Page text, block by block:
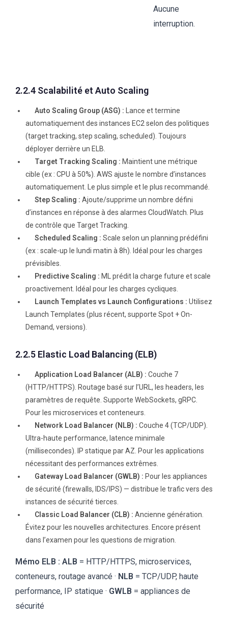
Aucune
interruption.
2.2.4 Scalabilité et Auto Scaling
Auto Scaling Group (ASG) :
Lance et termine
automatiquement des instances EC2 selon des politiques
(target tracking, step scaling, scheduled). Toujours
déployer derrière un ELB.
Target Tracking Scaling : Maintient une métrique
cible (ex : CPU à 50%). AWS ajuste le nombre d’instances
automatiquement. Le plus simple et le plus recommandé.
Step Scaling : Ajoute/supprime un nombre défini
d’instances en réponse à des alarmes CloudWatch. Plus
de contrôle que Target Tracking.
Scheduled Scaling : Scale selon un planning prédéfini
(ex : scale-up le lundi matin à 8h). Idéal pour les charges
prévisibles.
Predictive Scaling : ML prédit la charge future et scale
proactivement. Idéal pour les charges cycliques.
Launch Templates vs Launch Configurations : Utilisez
Launch Templates (plus récent, supporte Spot + On-
Demand, versions).
2.2.5 Elastic Load Balancing (ELB)
Application Load Balancer (ALB) : Couche 7
(HTTP/HTTPS). Routage basé sur l’URL, les headers, les
paramètres de requête. Supporte WebSockets, gRPC.
Pour les microservices et conteneurs.
Network Load Balancer (NLB) : Couche 4 (TCP/UDP).
Ultra-haute performance, latence minimale
(millisecondes). IP statique par AZ. Pour les applications
nécessitant des performances extrêmes.
Gateway Load Balancer (GWLB) : Pour les appliances
de sécurité (firewalls, IDS/IPS) — distribue le trafic vers des
instances de sécurité tierces.
Classic Load Balancer (CLB) : Ancienne génération.
Évitez pour les nouvelles architectures. Encore présent
dans l’examen pour les questions de migration.
Mémo ELB : ALB = HTTP/HTTPS, microservices,
conteneurs, routage avancé · NLB = TCP/UDP, haute
performance, IP statique · GWLB = appliances de
sécurité